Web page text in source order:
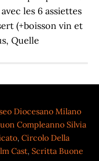
Diocesano Milano
Compleanno Silvia
,Circolo Della
Cast, Scritta Buone